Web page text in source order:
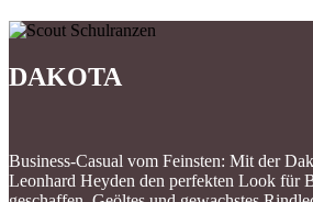
DAKOTA
Business-Casual vom Feinsten: Mit der
Leonhard Heyden den perfekten Look für